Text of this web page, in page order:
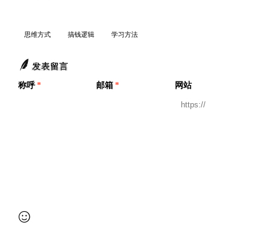
思维方式 搞钱逻辑 学习方法
发表留言
称呼 * 邮箱 * 网站